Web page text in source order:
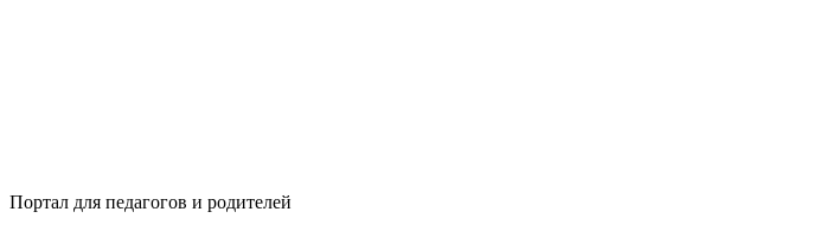
Портал для педагогов и родителей